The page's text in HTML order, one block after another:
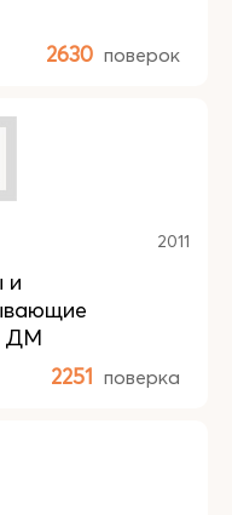
2630 поверок
2011
и
ДМ
2251 поверка